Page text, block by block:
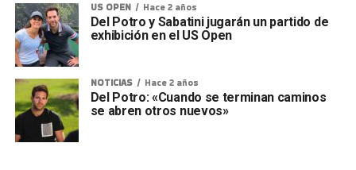
US OPEN Hace 2 años
Del Potro y Sabatini jugarán un partido de
exhibición en el US Open
NOTICIAS Hace 2 años
Del Potro: «Cuando se terminan caminos
se abren otros nuevos»